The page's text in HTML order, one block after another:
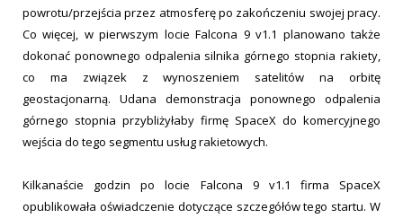
powrotu/przejścia przez atmosferę po zakończeniu swojej pracy.
Co więcej, w pierwszym locie Falcona 9 v1.1 planowano także
dokonać ponownego odpalenia silnika górnego stopnia rakiety,
co ma związek z wynoszeniem satelitów na orbitę
geostacjonarną. Udana demonstracja ponownego odpalenia
górnego stopnia przybliżyłaby firmę SpaceX do komercyjnego
wejścia do tego segmentu usług rakietowych.
Kilkanaście godzin po locie Falcona 9 v1.1 firma SpaceX
opublikowała oświadczenie dotyczące szczegółów tego startu. W